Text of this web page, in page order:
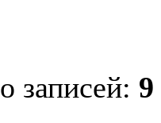
записей: 9